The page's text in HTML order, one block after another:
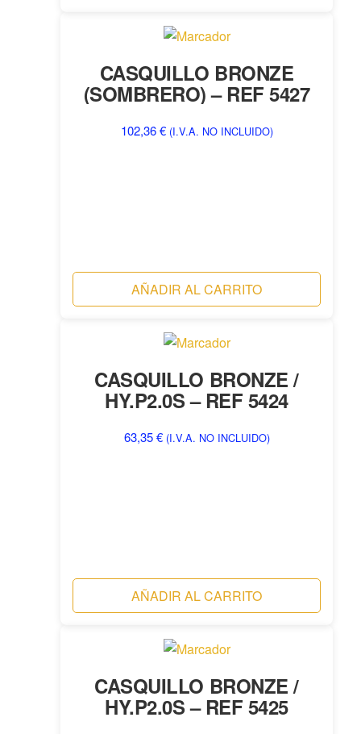
CASQUILLO BRONZE
(SOMBRERO) – REF 5427
102,36€ (I.V.A. NO INCLUIDO)
AÑADIR AL CARRITO
CASQUILLO BRONZE /
HY.P2.0S – REF 5424
63,35€ (I.V.A. NO INCLUIDO)
AÑADIR AL CARRITO
CASQUILLO BRONZE /
HY.P2.0S – REF 5425